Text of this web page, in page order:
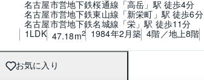
名古屋市営地下鉄桜通線「高岳」駅 徒歩4分
名古屋市営地下鉄東山線「新栄町」駅 徒歩6分
名古屋市営地下鉄名城線「栄」駅 徒歩11分
1LDK 47.18m2 1984年2月築 4階／地上8階
お気に入り